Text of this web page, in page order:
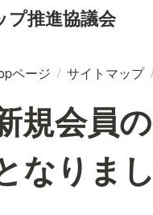
プ推進協議会
ページ / サイトマップ /
規会員
なりま